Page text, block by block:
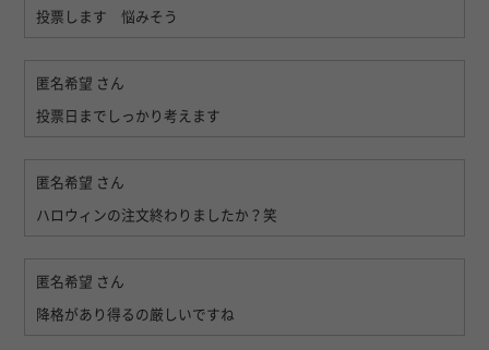
投票します 悩みそう
匿名希望 さん
投票日までしっかり考えます
匿名希望 さん
ハロウィンの注文終わりましたか？笑
匿名希望 さん
降格があり得るの厳しいですね